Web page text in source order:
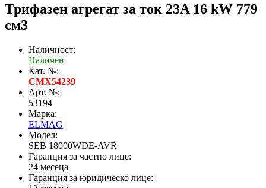
Трифазен агрегат за ток 23A 16 kW 779
см3
Наличност:
Наличен
Кат. №:
CMX54239
Арт. №:
53194
Марка:
ELMAG
Модел:
SEB 18000WDE-AVR
Гаранция за частно лице:
24 месеца
Гаранция за юридическо лице: